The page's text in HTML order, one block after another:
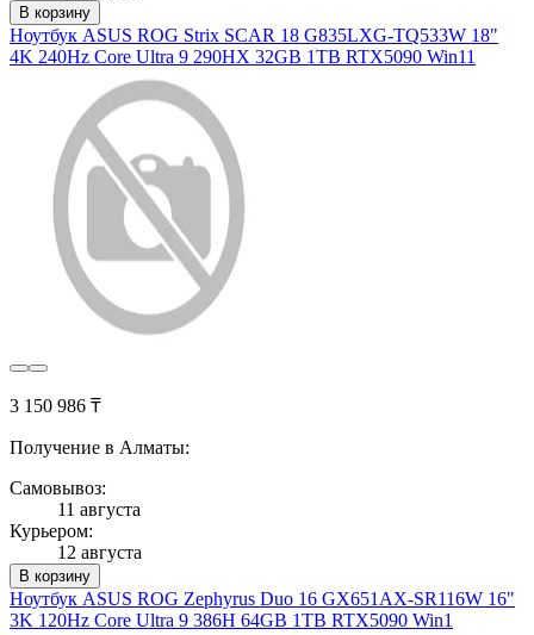
В корзину
Ноутбук ASUS ROG Strix SCAR 18 G835LXG-TQ533W 18"
4K 240Hz Core Ultra 9 290HX 32GB 1TB RTX5090 Win11
3 150 986 ₸
Получение в Алматы:
Самовывоз:
11 августа
Курьером:
12 августа
В корзину
Ноутбук ASUS ROG Zephyrus Duo 16 GX651AX-SR116W 16"
3K 120Hz Core Ultra 9 386H 64GB 1TB RTX5090 Win1